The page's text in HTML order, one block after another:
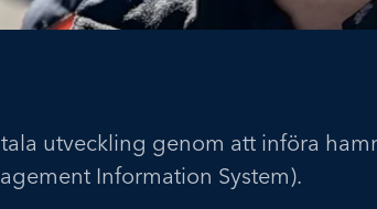
utveckling genom att införa
Information System).